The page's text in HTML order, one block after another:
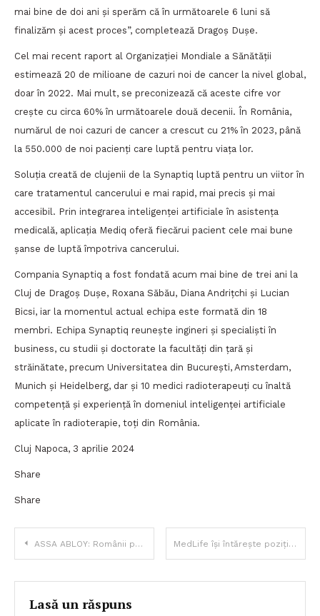
mai bine de doi ani și sperăm că în următoarele 6 luni să
finalizăm și acest proces”, completează Dragoș Dușe.
Cel mai recent raport al Organizației Mondiale a Sănătății
estimează 20 de milioane de cazuri noi de cancer la nivel global,
doar în 2022. Mai mult, se preconizează că aceste cifre vor
crește cu circa 60% în următoarele două decenii. În România,
numărul de noi cazuri de cancer a crescut cu 21% în 2023, până
la 550.000 de noi pacienți care luptă pentru viața lor.
Soluția creată de clujenii de la Synaptiq luptă pentru un viitor în
care tratamentul cancerului e mai rapid, mai precis și mai
accesibil. Prin integrarea inteligenței artificiale în asistența
medicală, aplicația Mediq oferă fiecărui pacient cele mai bune
șanse de luptă împotriva cancerului.
Compania Synaptiq a fost fondată acum mai bine de trei ani la
Cluj de Dragoș Dușe, Roxana Săbău, Diana Andrițchi și Lucian
Bicsi, iar la momentul actual echipa este formată din 18
membri. Echipa Synaptiq reunește ingineri și specialiști în
business, cu studii și doctorate la facultăți din țară și
străinătate, precum Universitatea din București, Amsterdam,
Munich și Heidelberg, dar și 10 medici radioterapeuți cu înaltă
competență și experiență în domeniul inteligenței artificiale
aplicate în radioterapie, toți din România.
Cluj Napoca, 3 aprilie 2024
Share
Share
Navigare
în
articole
ASSA ABLOY: Românii pun preț pe protejarea casei – 50% spun că nu fac economii când vine vorba de securitatea locuinței MedLife își întărește poziția de lider în sfera de secvențiere genetică și inovație medicală prin intrarea în acționariatul Personal Genetics
Lasă un răspuns